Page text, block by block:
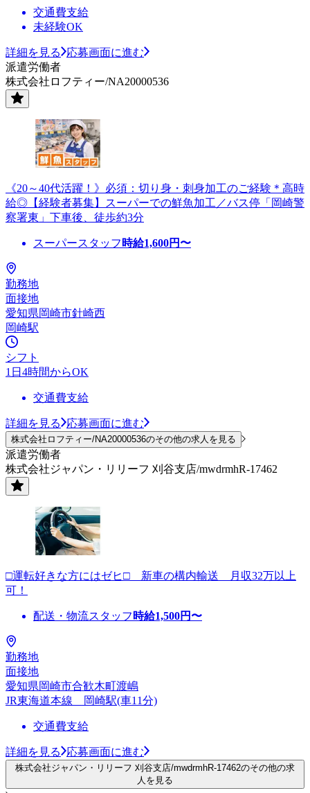
交通費支給
未経験OK
詳細を見る
応募画面に進む
派遣労働者
株式会社ロフティー/NA20000536
《20～40代活躍！》必須：切り身・刺身加工のご経験＊高時
給◎【経験者募集】スーパーでの鮮魚加工／バス停「岡崎警
察署東」下車後、徒歩約3分
スーパースタッフ 時給1,600円〜
勤務地
面接地
愛知県岡崎市針崎西
岡崎駅
シフト
1日4時間からOK
交通費支給
詳細を見る 応募画面に進む
株式会社ロフティー/NA20000536のその他の求人を見る
派遣労働者
株式会社ジャパン・リリーフ 刈谷支店/mwdrmhR-17462
□運転好きな方にはゼヒ□ 新車の構内輸送 月収32万以上
可！
配送・物流スタッフ 時給1,500円〜
勤務地
面接地
愛知県岡崎市合歓木町渡嶋
JR東海道本線 岡崎駅(車11分)
交通費支給
詳細を見る 応募画面に進む
株式会社ジャパン・リリーフ 刈谷支店/mwdrmhR-17462のその他の求
人を見る